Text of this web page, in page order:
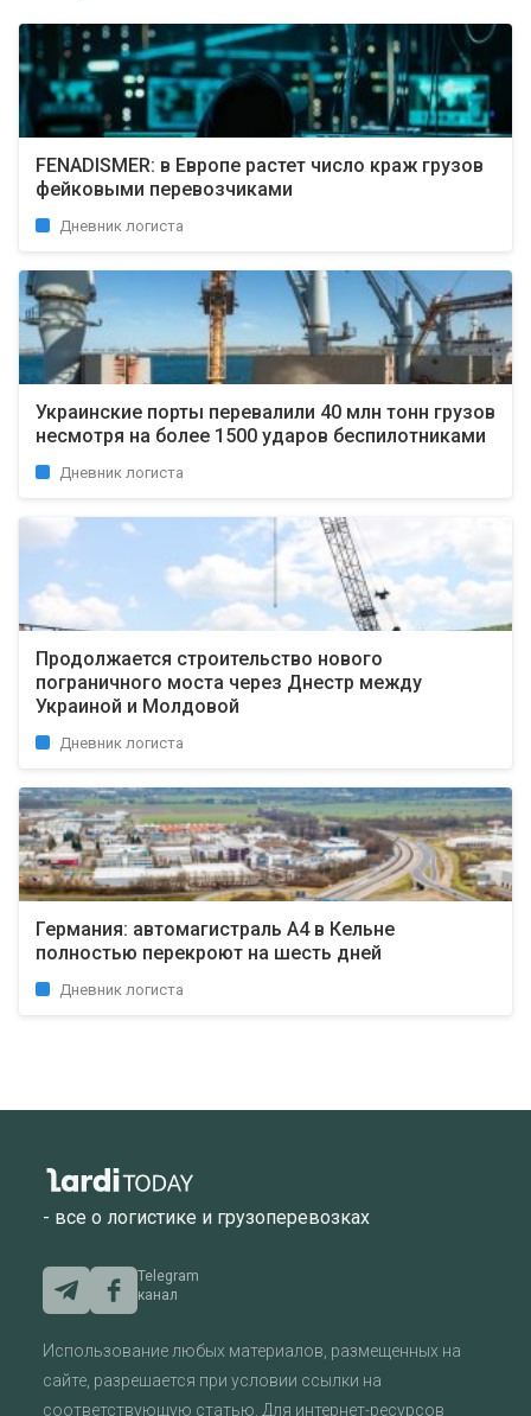
FENADISMER: в Европе растет число краж грузов
фейковыми перевозчиками
Дневник логиста
Украинские порты перевалили 40 млн тонн грузов
несмотря на более 1500 ударов беспилотниками
Дневник логиста
Продолжается строительство нового
пограничного моста через Днестр между
Украиной и Молдовой
Дневник логиста
Германия: автомагистраль A4 в Кельне
полностью перекроют на шесть дней
Дневник логиста
- все о логистике и грузоперевозках
Telegram
канал
Использование любых материалов, размещенных на
сайте, разрешается при условии ссылки на
соответствующую статью. Для интернет-ресурсов